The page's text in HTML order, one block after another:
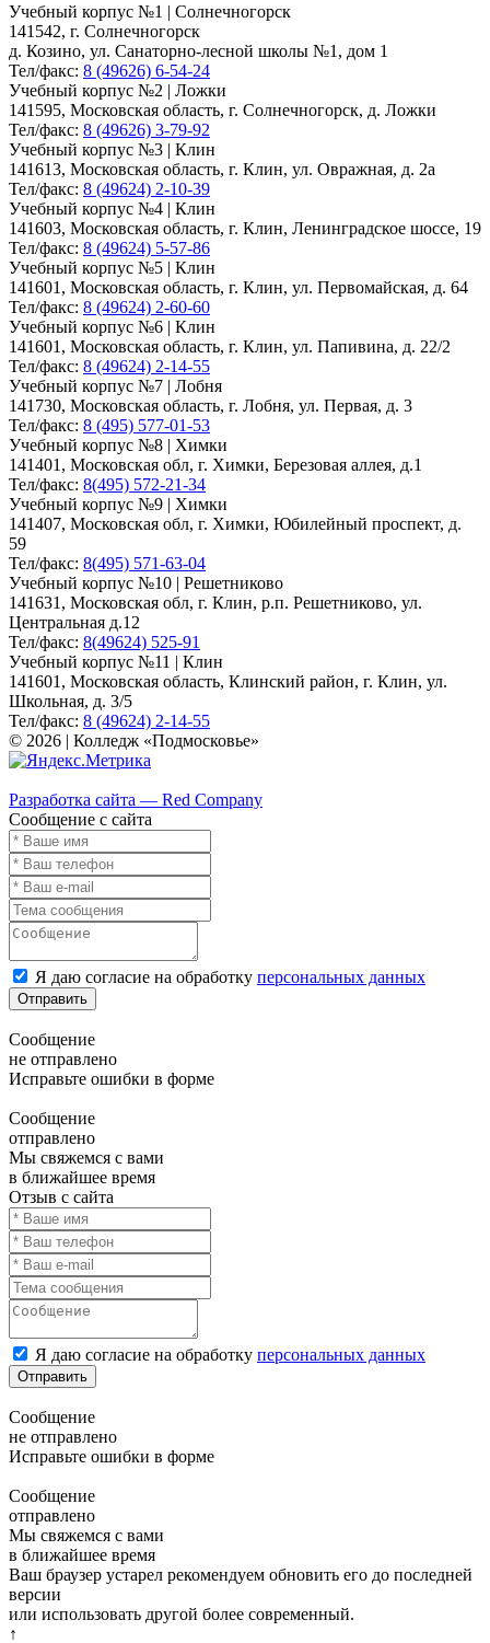
Учебный корпус №1 | Солнечногорск
141542, г. Солнечногорск
д. Козино, ул. Санаторно-лесной школы №1, дом 1
Тел/факс: 8 (49626) 6-54-24
Учебный корпус №2 | Ложки
141595, Московская область, г. Солнечногорск, д. Ложки
Тел/факс: 8 (49626) 3-79-92
Учебный корпус №3 | Клин
141613, Московская область, г. Клин, ул. Овражная, д. 2а
Тел/факс: 8 (49624) 2-10-39
Учебный корпус №4 | Клин
141603, Московская область, г. Клин, Ленинградское шоссе, 19
Тел/факс: 8 (49624) 5-57-86
Учебный корпус №5 | Клин
141601, Московская область, г. Клин, ул. Первомайская, д. 64
Тел/факс: 8 (49624) 2-60-60
Учебный корпус №6 | Клин
141601, Московская область, г. Клин, ул. Папивина, д. 22/2
Тел/факс: 8 (49624) 2-14-55
Учебный корпус №7 | Лобня
141730, Московская область, г. Лобня, ул. Первая, д. 3
Тел/факс: 8 (495) 577-01-53
Учебный корпус №8 | Химки
141401, Московская обл, г. Химки, Березовая аллея, д.1
Тел/факс: 8(495) 572-21-34
Учебный корпус №9 | Химки
141407, Московская обл, г. Химки, Юбилейный проспект, д.
59
Тел/факс: 8(495) 571-63-04
Учебный корпус №10 | Решетниково
141631, Московская обл, г. Клин, р.п. Решетниково, ул.
Центральная д.12
Тел/факс: 8(49624) 525-91
Учебный корпус №11 | Клин
141601, Московская область, Клинский район, г. Клин, ул.
Школьная, д. 3/5
Тел/факс: 8 (49624) 2-14-55
© 2026 | Колледж «Подмосковье»
Разработка сайта — Red Company
Сообщение с сайта
Я даю согласие на обработку персональных данных
Отправить
Сообщение
не отправлено
Исправьте ошибки в форме
Сообщение
отправлено
Мы свяжемся с вами
в ближайшее время
Отзыв с сайта
Я даю согласие на обработку персональных данных
Отправить
Сообщение
не отправлено
Исправьте ошибки в форме
Сообщение
отправлено
Мы свяжемся с вами
в ближайшее время
Ваш браузер устарел рекомендуем обновить его до последней
версии
или использовать другой более современный.
↑